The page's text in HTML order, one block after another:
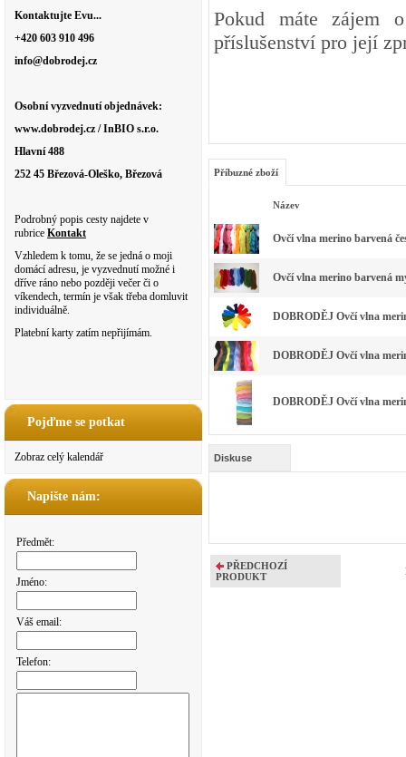
Kontaktujte Evu...
+420 603 910 496
info@dobrodej.cz
Osobní vyzvednutí objednávek:
www.dobrodej.cz / InBIO s.r.o.
Hlavní 488
252 45 Březová-Oleško, Březová
Podrobný popis cesty najdete v
rubrice Kontakt
Vzhledem k tomu, že se jedná o moji
domácí adresu, je vyzvednutí možné i
dříve ráno nebo později večer či o
víkendech, termín je však třeba domluvit
individuálně.
Platební karty zatím nepřijímám.
Pojďme se potkat
Zobraz celý kalendář
Napište nám:
Předmět:
Jméno:
Váš email:
Telefon:
Pokud máte zájem
příslušenství pro její
Příbuzné zboží
Název
Ovčí vlna merino barvená
Ovčí vlna merino barvená
DOBRODĚJ Ovčí vlna
DOBRODĚJ Ovčí vlna
DOBRODĚJ Ovčí vlna
Diskuse
PŘEDCHOZÍ
PRODUKT